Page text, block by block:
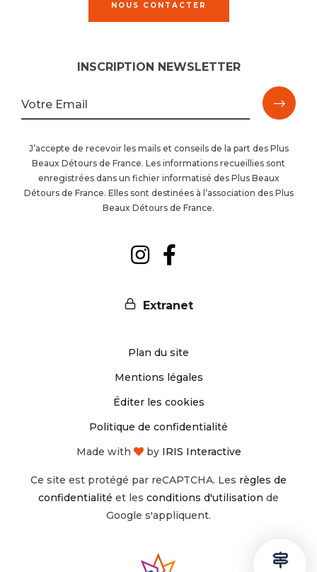
NOUS CONTACTER
INSCRIPTION NEWSLETTER
Votre Email
la
J’accepte de recevoir les mails et conseils de la part des Plus
Beaux Détours de France. Les informations recueillies sont
enregistrées dans un fichier informatisé des Plus Beaux
Détours de France. Elles sont destinées à l’association des Plus
Beaux Détours de France.
Suivez-
Instagram
Suivez-
Facebook
Extranet
Plan du site
Mentions légales
Éditer les cookies
Politique de confidentialité
Made with
by IRIS Interactive
Ce site est protégé par reCAPTCHA. Les règles de
confidentialité et les conditions d'utilisation de
Google s'appliquent.